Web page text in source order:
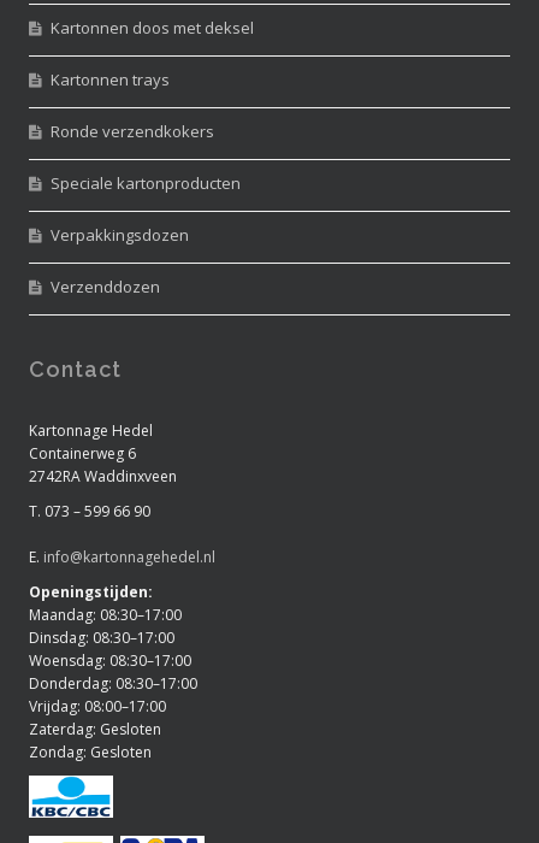
Kartonnen doos met deksel
Kartonnen trays
Ronde verzendkokers
Speciale kartonproducten
Verpakkingsdozen
Verzenddozen
Contact
Kartonnage Hedel
Containerweg 6
2742RA Waddinxveen
T. 073 – 599 66 90
E. info@kartonnagehedel.nl
Openingstijden:
Maandag: 08:30–17:00
Dinsdag: 08:30–17:00
Woensdag: 08:30–17:00
Donderdag: 08:30–17:00
Vrijdag: 08:00–17:00
Zaterdag: Gesloten
Zondag: Gesloten